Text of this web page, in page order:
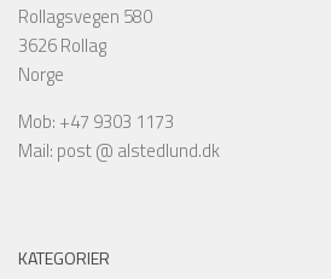
Rollagsvegen 580
3626 Rollag
Norge
Mob: +47 9303 1173
Mail: post @ alstedlund.dk
KATEGORIER